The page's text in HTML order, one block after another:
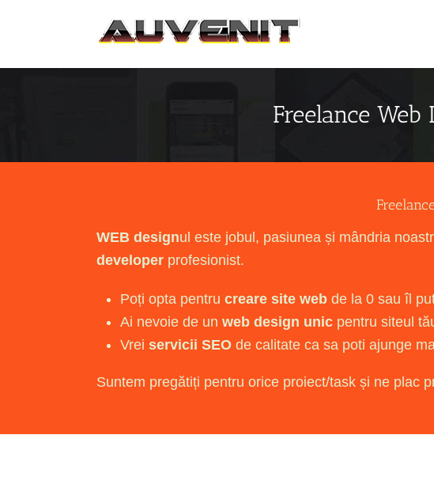
Freelance
WEB designul este jobul, pasiunea și mândria
developer profesionist.
Poți opta pentru creare site web de la 0 sau îl
Ai nevoie de un web design unic pentru siteul
Vrei servicii SEO de calitate ca sa poti ajunge
Suntem pregătiți pentru orice proiect/task și ne plac